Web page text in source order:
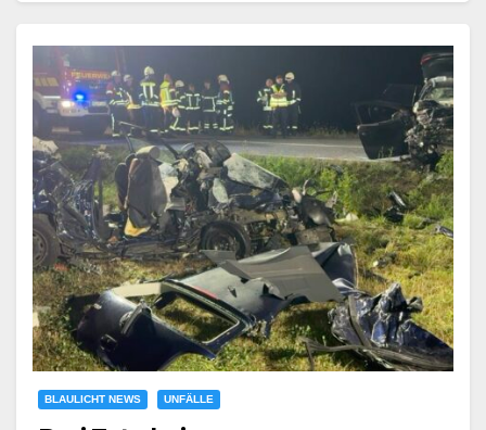
BLAULICHT NEWS UNFÄLLE